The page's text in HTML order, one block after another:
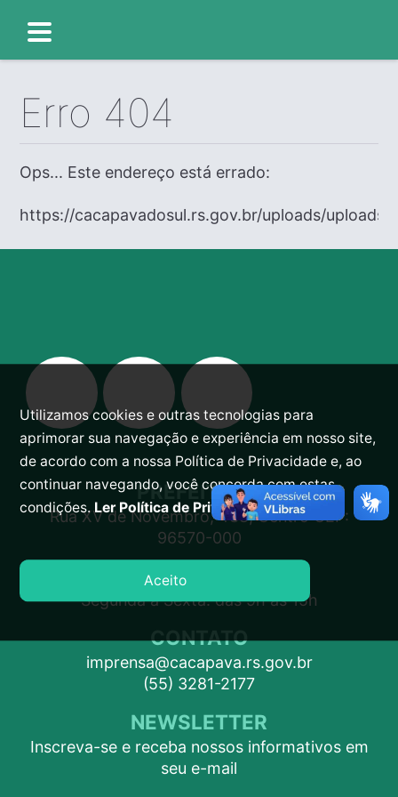
Erro 404
Ops... Este endereço está errado:
https://cacapavadosul.rs.gov.br/uploads/
PREFEITURA
Rua XV de Novembro, 438, Centro CEP:
96570-000
ATENDIMENTO
Segunda a Sexta: das 9h às 15h
CONTATO
imprensa@cacapava.rs.gov.br
(55) 3281-2177
NEWSLETTER
Inscreva-se e receba nossos informativos em
seu e-mail
Utilizamos cookies e outras tecnologias para
aprimorar sua navegação e experiência em nosso site,
de acordo com a nossa Política de Privacidade e, ao
continuar navegando, você concorda com estas
condições.Ler Política de Privacidade.
Aceito